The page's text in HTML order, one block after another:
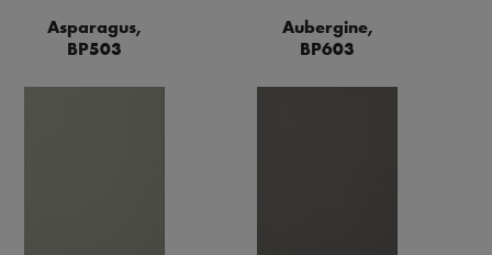
Asparagus,
BP503
Aubergine,
BP603